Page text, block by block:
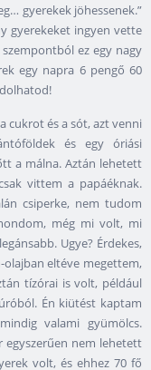
gyerekek jöhessenek.”
gyerekeket ingyen vette
ez egy nagy
egy napra 6 pengő 60
cukrot és a sót, azt venni
és egy óriási
a málna. Aztán lehetett
vittem a papáéknak.
csiperke, nem tudom
még mi volt, mi
Ugye? Érdekes,
olajban eltéve megettem,
tízórai is volt, például
Én kiütést kaptam
valami gyümölcs.
egyszerűen nem lehetett
volt, és ehhez 70 fő